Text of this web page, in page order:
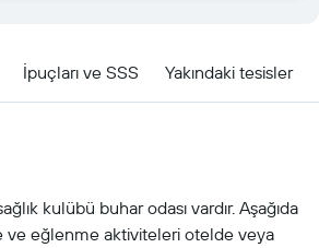
İpuçları ve SSS Yakındaki tesisler
kulübü buhar odası vardır. Aşağıda
ve eğlenme aktiviteleri otelde veya